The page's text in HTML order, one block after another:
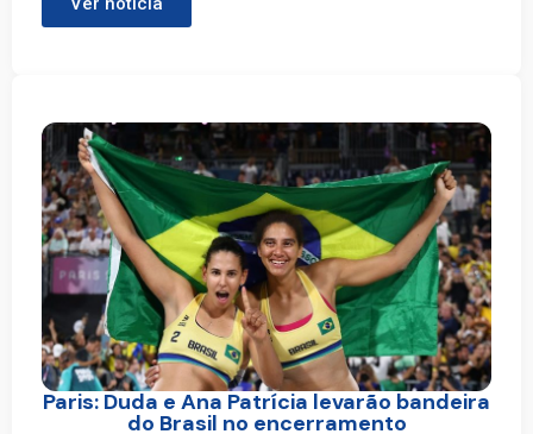
Paris: Duda e Ana Patrícia levarão bandeira
do Brasil no encerramento